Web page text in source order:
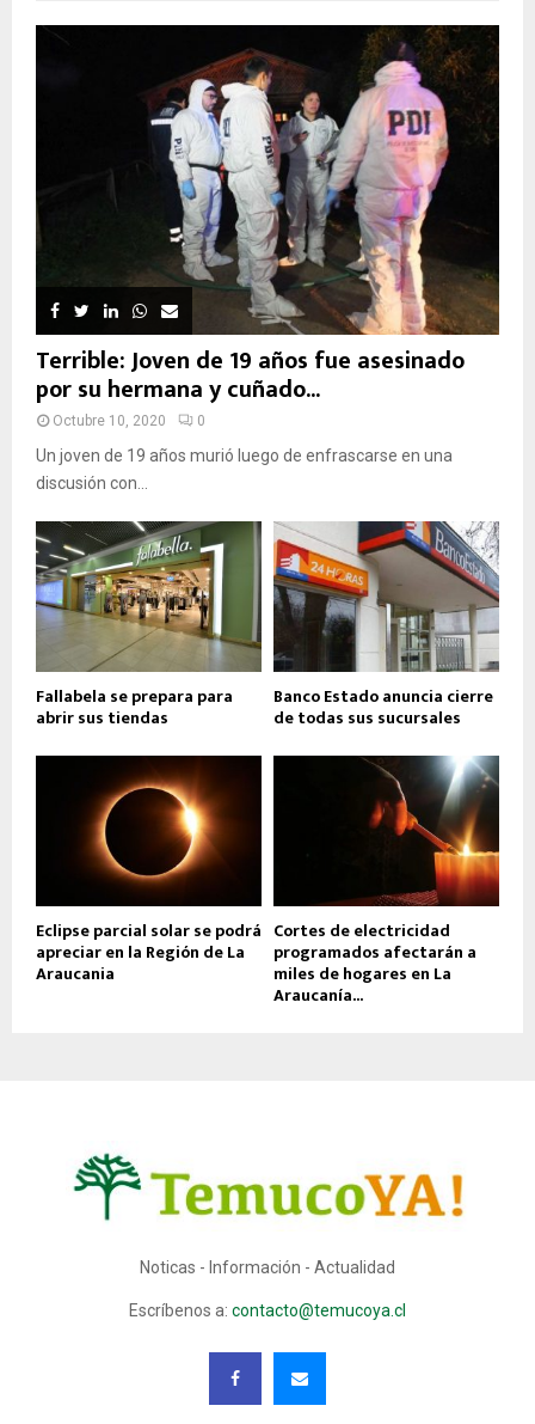
Terrible: Joven de 19 años fue asesinado
por su hermana y cuñado...
Octubre 10, 2020 0
Un joven de 19 años murió luego de enfrascarse en una
discusión con...
Fallabela se prepara para
abrir sus tiendas
Banco Estado anuncia cierre
de todas sus sucursales
Eclipse parcial solar se podrá
apreciar en la Región de La
Araucania
Cortes de electricidad
programados afectarán a
miles de hogares en La
Araucanía...
Noticas - Información - Actualidad
Escríbenos a: contacto@temucoya.cl